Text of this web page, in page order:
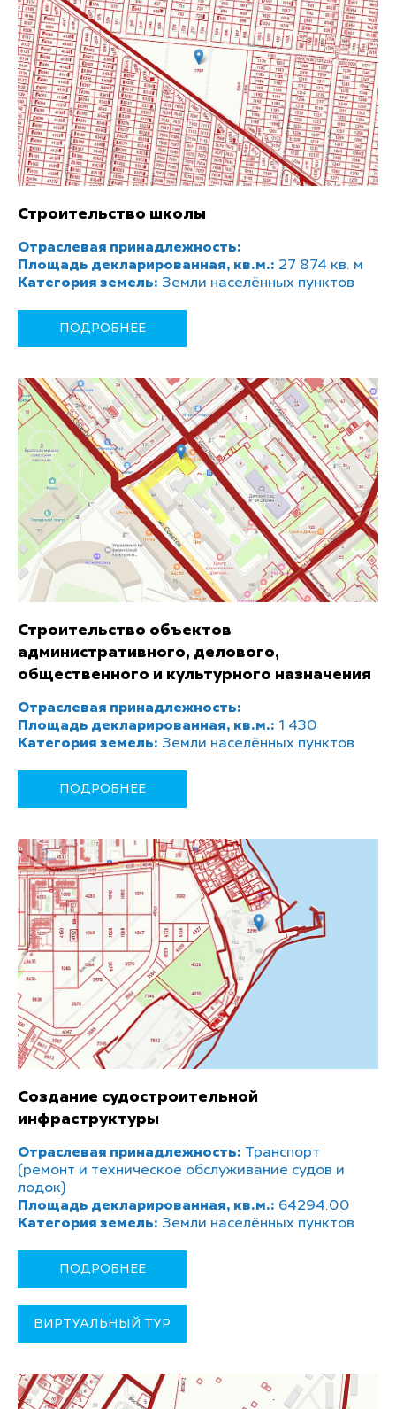
Строительство школы
Отраслевая принадлежность:
Площадь декларированная, кв.м.: 27 874 кв. м
Категория земель: Земли населённых пунктов
ПОДРОБНЕЕ
Строительство объектов
административного, делового,
общественного и культурного назначения
Отраслевая принадлежность:
Площадь декларированная, кв.м.: 1 430
Категория земель: Земли населённых пунктов
ПОДРОБНЕЕ
Создание судостроительной
инфраструктуры
Отраслевая принадлежность: Транспорт
(ремонт и техническое обслуживание судов и
лодок)
Площадь декларированная, кв.м.: 64294.00
Категория земель: Земли населённых пунктов
ПОДРОБНЕЕ
ВИРТУАЛЬНЫЙ ТУР